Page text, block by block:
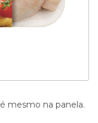
mesmo na panela.